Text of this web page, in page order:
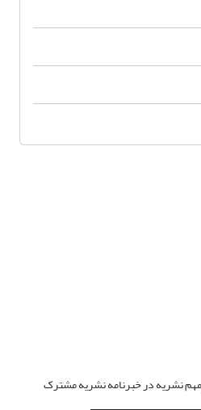
مهم نشریه در خبرنامه نشریه مشترک